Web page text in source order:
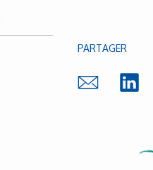
PARTAGER